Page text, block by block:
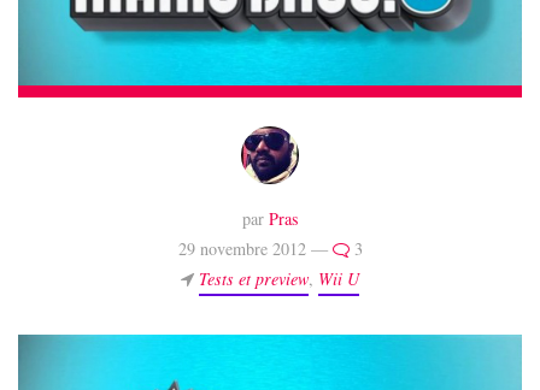
par Pras
29 novembre 2012 —
3
Tests et preview, Wii U